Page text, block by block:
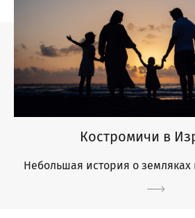
Костромичи в
Небольшая история о земляках